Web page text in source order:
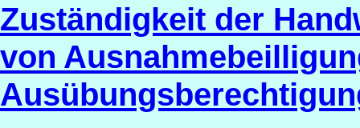
Zuständigkeit der
von